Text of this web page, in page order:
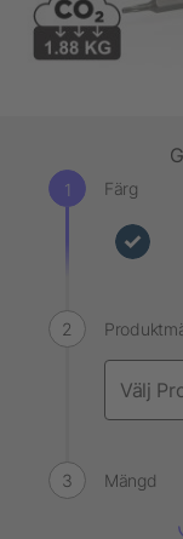
Färg
Mängd